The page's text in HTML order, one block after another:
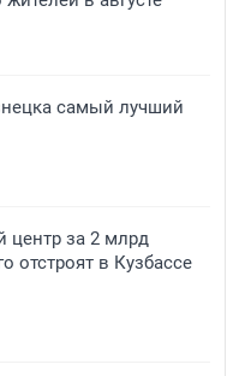
самый лучший
центр за 2 млрд
отстроят в Кузбассе